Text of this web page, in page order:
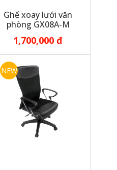
Ghế xoay lưới văn
phòng GX08A-M
1,700,000 đ
NEW